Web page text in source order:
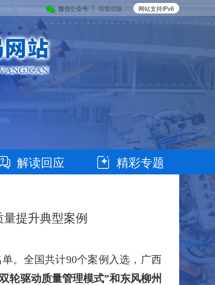
网站支持IPv6
微信公众号 简繁切换
解读回应 精彩专题
提升典型案例
。全国共计90个案例入选，广西
轮驱动质量管理模式”和东风柳州